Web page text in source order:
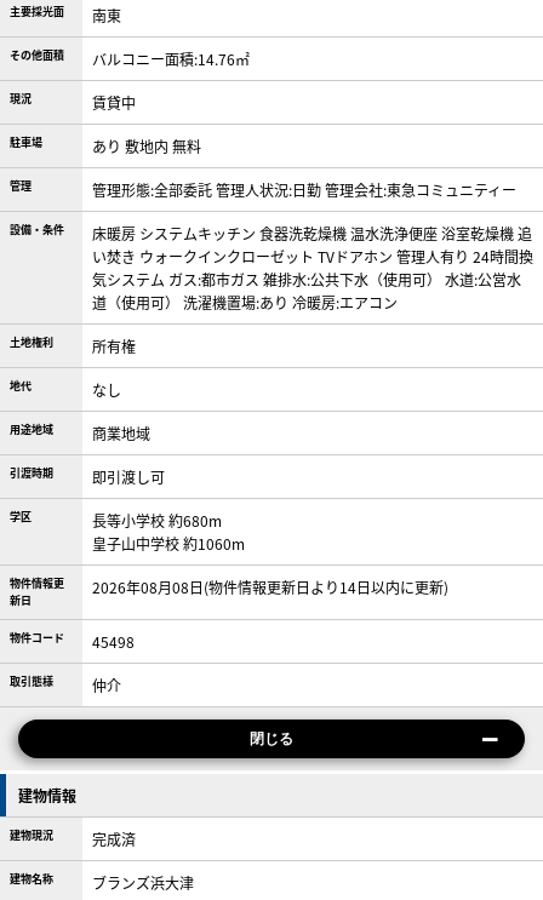
主要採光面 南東
その他面積 バルコニー面積:14.76㎡
現況 賃貸中
駐車場 あり 敷地内 無料
管理 管理形態:全部委託 管理人状況:日勤 管理会社:東急コミュニティー
設備・条件 床暖房 システムキッチン 食器洗乾燥機温水洗浄便座浴室乾燥機追
い焚き ウォークインクローゼット TVドアホン 管理人有り 24時間換
気システム ガス:都市ガス 雑排水:公共下水（使用可）
水道:公営水
道（使用可）
洗濯機置場:あり 冷暖房:エアコン
土地権利 所有権
地代 なし
用途地域 商業地域
引渡時期 即引渡し可
学区
長等小学校 約680m
皇子山中学校 約1060m
物件情報更
新日
2026年08月08日(物件情報更新日より14日以内に更新)
物件コード 45498
取引態様 仲介
閉じる
建物情報
建物現況 完成済
建物名称 ブランズ浜大津